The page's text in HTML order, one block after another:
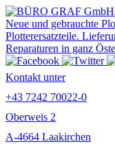
Kontakt unter
+43 7242 70022-0
Oberweis 2
A-4664 Laakirchen